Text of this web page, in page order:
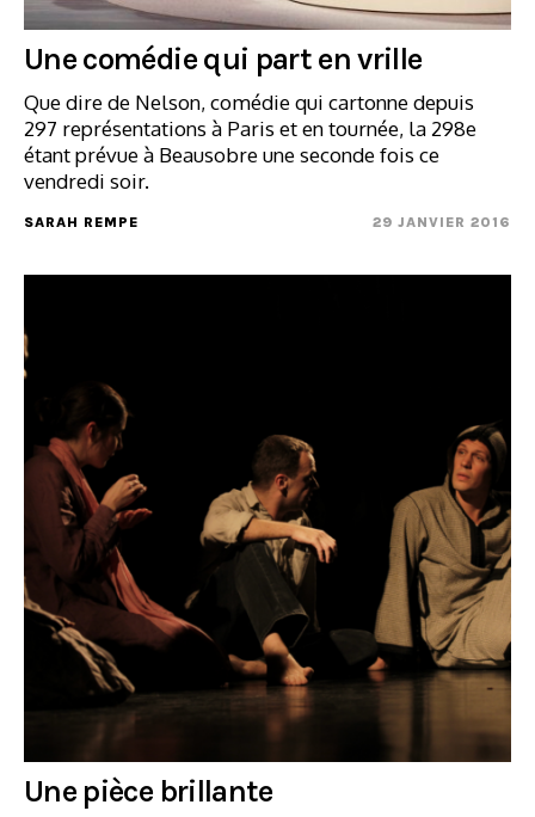
Une comédie qui part en vrille
Que dire de Nelson, comédie qui cartonne depuis
297 représentations à Paris et en tournée, la 298e
étant prévue à Beausobre une seconde fois ce
vendredi soir.
SARAH REMPE 29 JANVIER 2016
Une pièce brillante